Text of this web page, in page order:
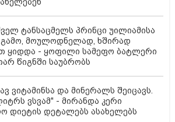
ტანსაცმელს პრინცი უილიამისა
გამო, მოულოდნელად, ხშირად
ყიდდა - ყოფილი სამეფო ბატლერი
წიგნში საუბრობს
ვიტამინსა და მინერალს შეიცავს.
ვსვამ" - მირანდა კერი
დიეტის დეტალებს ასახელებს